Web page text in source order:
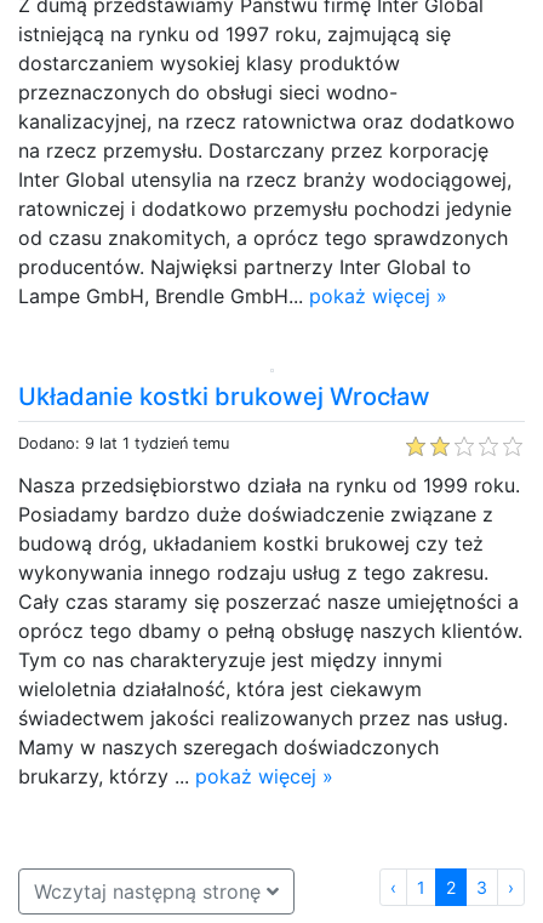
istniejącą na rynku od 1997 roku, zajmującą się
dostarczaniem wysokiej klasy produktów
przeznaczonych do obsługi sieci wodno-
kanalizacyjnej, na rzecz ratownictwa oraz dodatkowo
na rzecz przemysłu. Dostarczany przez korporację
Inter Global utensylia na rzecz branży wodociągowej,
ratowniczej i dodatkowo przemysłu pochodzi jedynie
od czasu znakomitych, a oprócz tego sprawdzonych
producentów. Najwięksi partnerzy Inter Global to
Lampe GmbH, Brendle GmbH... pokaż więcej »
Układanie kostki brukowej Wrocław
Dodano: 9 lat 1 tydzień temu
Nasza przedsiębiorstwo działa na rynku od 1999 roku.
Posiadamy bardzo duże doświadczenie związane z
budową dróg, układaniem kostki brukowej czy też
wykonywania innego rodzaju usług z tego zakresu.
Cały czas staramy się poszerzać nasze umiejętności a
oprócz tego dbamy o pełną obsługę naszych klientów.
Tym co nas charakteryzuje jest między innymi
wieloletnia działalność, która jest ciekawym
świadectwem jakości realizowanych przez nas usług.
Mamy w naszych szeregach doświadczonych
brukarzy, którzy ... pokaż więcej »
Wczytaj następną stronę ‹ 1 2 3 ›